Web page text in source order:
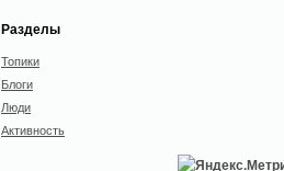
Разделы
Топики
Блоги
Люди
Активность